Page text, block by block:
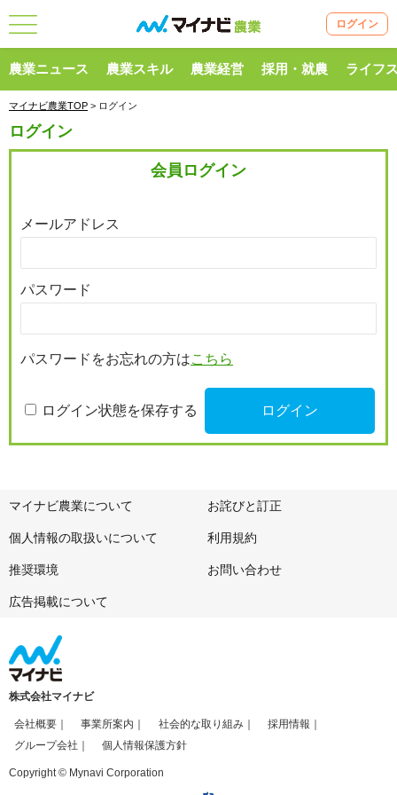
ログイン
農業ニュース 農業スキル 農業経営 採用・就農 ライフ
マイナビ農業TOP > ログイン
ログイン
会員ログイン
メールアドレス
パスワード
パスワードをお忘れの方はこちら
ログイン状態を保存する
マイナビ農業について お詫びと訂正
個人情報の取扱いについて 利用規約
推奨環境 お問い合わせ
広告掲載について
株式会社マイナビ
会社概要 事業所案内 社会的な取り組み
採用情報
グループ会社
個人情報保護方針
Copyright © Mynavi Corporation